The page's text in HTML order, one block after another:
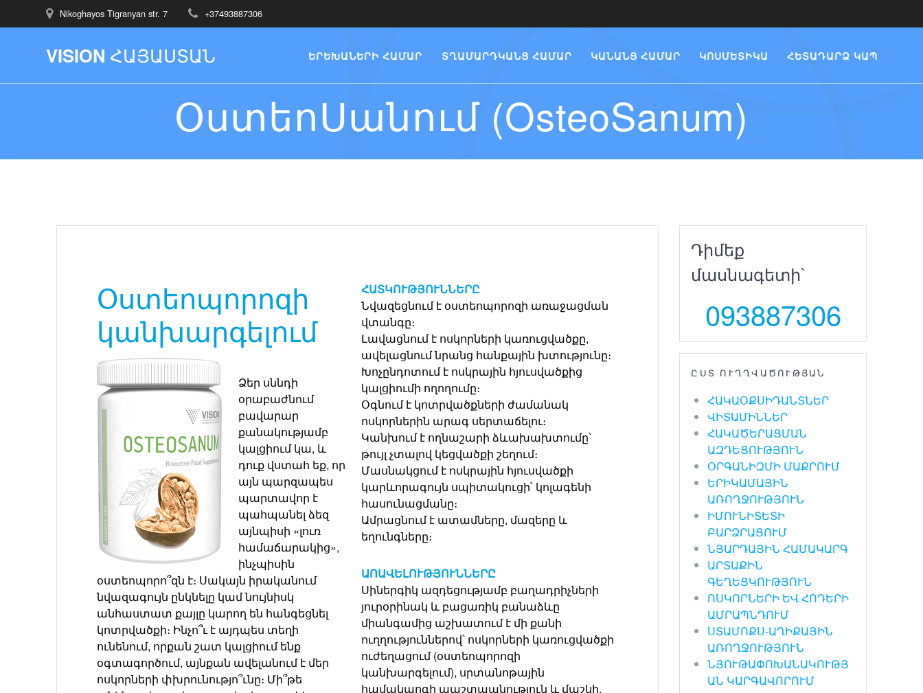
Nikoghayos Tigranyan str. 7 +37493887306
VISION ՀԱՅԱՍՏԱՆ ԵՐԵԽԱՆԵՐԻ ՀԱՄԱՐ ՏՂԱՄԱՐԴԿԱՆՑ ՀԱՄԱՐ ԿԱՆԱՆՑ ՀԱՄԱՐ ԿՈՍՄԵՏԻԿԱ ՀԵՏԱԴԱՐՁ ԿԱՊ
ՕստեոՍանում (OsteoSanum)
Օստեոպորոզի
կանխարգելում
Ձեր սննդի
օրաբաժնում
բավարար
քանակությամբ
կալցիում կա, և
դուք վստահ եք, որ
այն պարզապես
պարտավոր է
պահպանել ձեզ
այնպիսի «լուռ
համաճարակից»,
ինչպիսին
օստեոպորո՞զն է։ Սակայն իրականում
նվազագույն ընկնելը կամ նույնիսկ
անհաստատ քայլը կարող են հանգեցնել
կոտրվածքի։ Ինչո՞ւ է այդպես տեղի
ունենում, որքան շատ կալցիում ենք
օգտագործում, այնքան ավելանում է մեր
ոսկորների փխրունությո՞ւնը։ Մի՞թե
ՀԱՏԿՈՒԹՅՈՒՆՆԵՐԸ
Նվազեցնում է օստեոպորոզի առաջացման
վտանգը։
Լավացնում է ոսկորների կառուցվածքը,
ավելացնում նրանց հանքային խտությունը։
Խոչընդոտում է ոսկրային հյուսվածքից
կալցիումի ողողումը։
Օգնում է կոտրվածքների ժամանակ
ոսկորներին արագ սերտաճելու։
Կանխում է ողնաշարի ձևախախտումը՝
թույլ չտալով կեցվածքի շեղում։
Մասնակցում է ոսկրային հյուսվածքի
կարևորագույն սպիտակուցի՝ կոլագենի
հասունացմանը։
Ամրացնում է ատամները, մազերը և
եղունգները։
ԱՈԱՎԵԼՈՒԹՅՈՒՆՆԵՐԸ
Սիներգիկ ազդեցությամբ բաղադրիչների
յուրօրինակ և բացառիկ բանաձևը
միանգամից աշխատում է մի քանի
ուղղություններով՝ ոսկորների կառուցվածքի
ուժեղացում (օստեոպորոզի
կանխարգելում), սրտանոթային
համակարգի պաշտպանություն և մաշկի,
Դիմեք
մասնագետի՝
093887306
ԸՍՏ ՈՒՂՂՎԱԾՈՒԹՅԱՆ
ՀԱԿԱՕՔՍԻԴԱՆՏՆԵՐ
ՎԻՏԱՄԻՆՆԵՐ
ՀԱԿԱԾԵՐԱՑՄԱՆ
ԱԶԴԵՑՈՒԹՅՈՒՆ
ՕՐԳԱՆԻԶՄԻ ՄԱՔՐՈՒՄ
ԵՐԻԿԱՄԱՅԻՆ
ԱՌՈՂՋՈՒԹՅՈՒՆ
ԻՄՈՒՆԻՏԵՏԻ
ԲԱՐՁՐԱՑՈՒՄ
ՆՅԱՐԴԱՅԻՆ ՀԱՄԱԿԱՐԳ
ԱՐՏԱՔԻՆ
ԳԵՂԵՑԿՈՒԹՅՈՒՆ
ՈՍԿՈՐՆԵՐԻ ԵՎ ՀՈԴԵՐԻ
ԱՄՐԱՊՆԴՈՒՄ
ՍՏԱՄՈՔՍ-ԱՂԻՔԱՅԻՆ
ԱՌՈՂՋՈՒԹՅՈՒՆ
ՆՅՈՒԹԱՓՈԽԱՆԱԿՈՒԹՅ
ԱՆ ԿԱՐԳԱՎՈՐՈՒՄ